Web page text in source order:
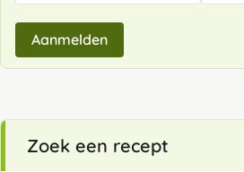
Aanmelden
Zoek een recept